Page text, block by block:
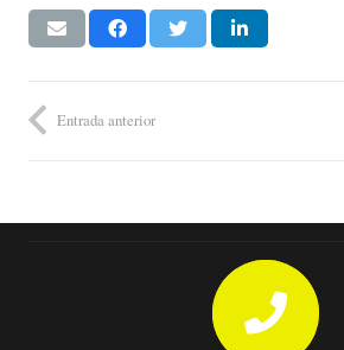
Entrada anterior